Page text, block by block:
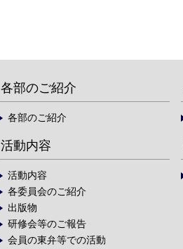
各部のご紹介
各部のご紹介
活動内容
活動内容
各委員会のご紹介
出版物
研修会等のご報告
会員の東弁等での活動